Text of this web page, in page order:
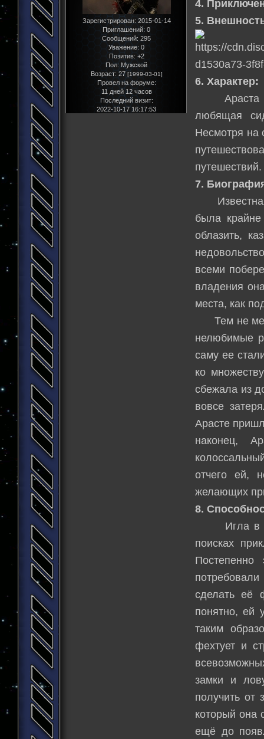
Зарегистрирован: 2015-01-14
Приглашений: 0
Сообщений: 295
Уважение: 0
Позитив: +2
Пол: Мужской
Возраст: 27 [1999-03-01]
Провел на форуме:
11 дней 12 часов
Последний визит:
2022-10-17 16:17:53
4.
5.
6. Характер:
Араста
любящая
Несмотря на
путешествий.
7.
Известная
была
облазить,
всеми
владения
места, как
Тем не
нелюбимые
саму ее
ко
сбежала из
вовсе
Арасте
наконец,
отчего ей,
желающих
8.
Игла в
поисках
сделать её
понятно, ей
таким
фехтует и
замки и
получить от
который она
ещё до